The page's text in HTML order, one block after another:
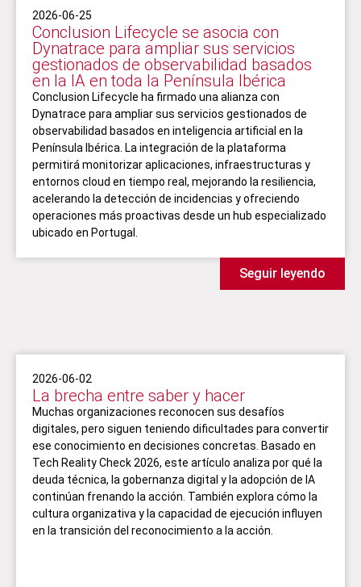
2026-06-25
Conclusion Lifecycle se asocia con
Dynatrace para ampliar sus servicios
gestionados de observabilidad basados
en la IA en toda la Península Ibérica
Conclusion Lifecycle ha firmado una alianza con
Dynatrace para ampliar sus servicios gestionados de
observabilidad basados en inteligencia artificial en la
Península Ibérica. La integración de la plataforma
permitirá monitorizar aplicaciones, infraestructuras y
entornos cloud en tiempo real, mejorando la resiliencia,
acelerando la detección de incidencias y ofreciendo
operaciones más proactivas desde un hub especializado
ubicado en Portugal.
Seguir leyendo
2026-06-02
La brecha entre saber y hacer
Muchas organizaciones reconocen sus desafíos
digitales, pero siguen teniendo dificultades para convertir
ese conocimiento en decisiones concretas. Basado en
Tech Reality Check 2026, este artículo analiza por qué la
deuda técnica, la gobernanza digital y la adopción de IA
continúan frenando la acción. También explora cómo la
cultura organizativa y la capacidad de ejecución influyen
en la transición del reconocimiento a la acción.